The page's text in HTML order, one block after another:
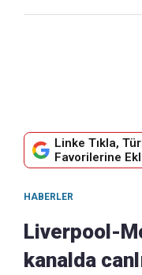
Linke Tıkla,
Favorilerine
HABERLER
Liverpool-
kanalda